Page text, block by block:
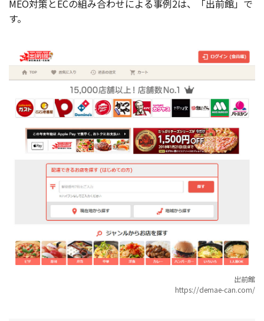
MEO対策とECの組み合わせによる事例2は、「出前館」で
す。
出前館
https://demae-can.com/